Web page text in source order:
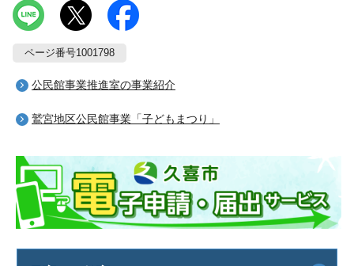
ページ番号1001798
公民館事業推進室の事業紹介
鷲宮地区公民館事業「子どもまつり」